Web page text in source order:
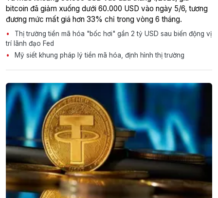
bitcoin đã giảm xuống dưới 60.000 USD vào ngày 5/6, tương
đương mức mất giá hơn 33% chỉ trong vòng 6 tháng.
Thị trường tiền mã hóa "bốc hơi" gần 2 tỷ USD sau biến động vị
trí lãnh đạo Fed
Mỹ siết khung pháp lý tiền mã hóa, định hình thị trường